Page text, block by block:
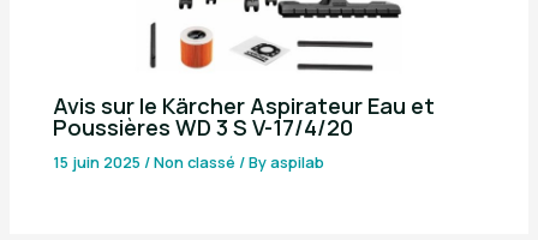
Avis sur le Kärcher Aspirateur Eau et
Poussières WD 3 S V-17/4/20
15 juin 2025/Non classé / Byaspilab